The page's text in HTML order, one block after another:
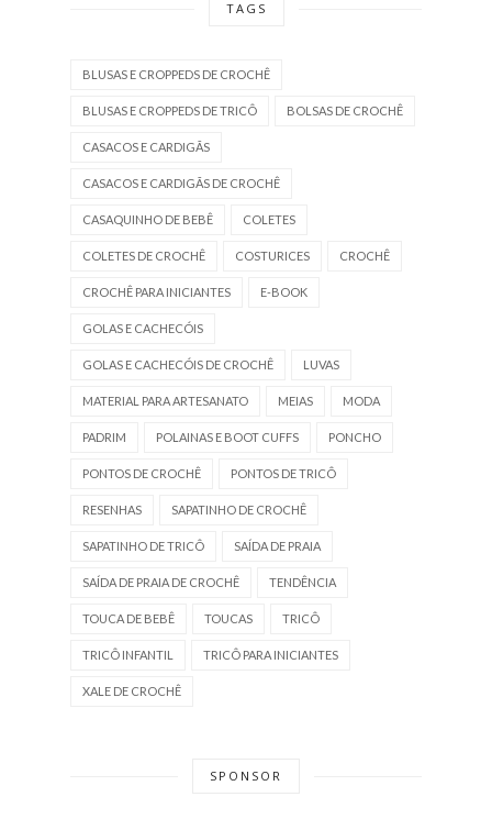
TAGS
BLUSAS E CROPPEDS DE CROCHÊ
BLUSAS E CROPPEDS DE TRICÔ BOLSAS DE CROCHÊ
CASACOS E CARDIGÃS
CASACOS E CARDIGÃS DE CROCHÊ
CASAQUINHO DE BEBÊ COLETES
COLETES DE CROCHÊ COSTURICES CROCHÊ
CROCHÊ PARA INICIANTES E-BOOK
GOLAS E CACHECÓIS
GOLAS E CACHECÓIS DE CROCHÊ LUVAS
MATERIAL PARA ARTESANATO MEIAS MODA
PADRIM POLAINAS E BOOT CUFFS PONCHO
PONTOS DE CROCHÊ PONTOS DE TRICÔ
RESENHAS SAPATINHO DE CROCHÊ
SAPATINHO DE TRICÔ SAÍDA DE PRAIA
SAÍDA DE PRAIA DE CROCHÊ TENDÊNCIA
TOUCA DE BEBÊ TOUCAS TRICÔ
TRICÔ INFANTIL TRICÔ PARA INICIANTES
XALE DE CROCHÊ
SPONSOR